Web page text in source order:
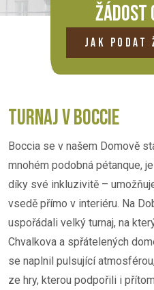
ŽÁDOST
JAK PODAT
TURNAJ V BOCCIE
Boccia se v našem Domově
mnohém podobná pétanque,
díky své inkluzivitě –
vsedě přímo v interiéru. Na
uspořádali velký turnaj, na
Chvalkova a spřátelených
se naplnil pulsující
ze hry, kterou podpořili i